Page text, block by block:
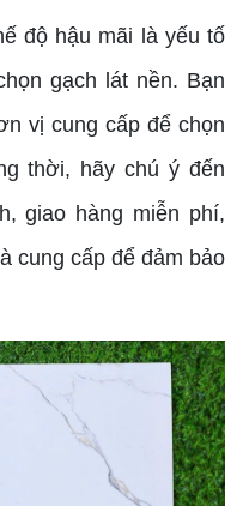
độ hậu mãi là yếu tố
gạch lát nền. Bạn
vị cung cấp để chọn
thời, hãy chú ý đến
giao hàng miễn phí,
cung cấp để đảm bảo